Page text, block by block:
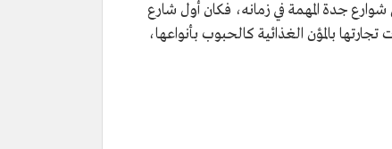
جدة المهمة في زمانه، فكان أول شارع
ثم عُرف فيما بعد بسوقه التي تصدرت المشهد الاقتصادي منذ عام 1359هـ/1940م، إذ بدأت تجارتها بالمؤن الغذائية كالحبوب بأنواعها،